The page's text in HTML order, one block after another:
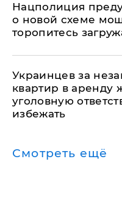
Нацполиция
о новой схеме
торопитесь
Украинцев за
квартир в аренду
уголовную
избежать
Смотреть ещё